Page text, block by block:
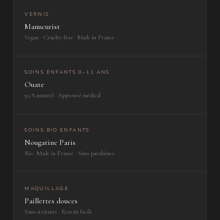
VERNIS
Manucurist
Vegan · Cruelty-free · Made in France
SOINS ENFANTS 0–11 ANS
Ouate
95 % naturel · Approuvé médical
SOINS BIO ENFANTS
Nougatine Paris
Bio · Made in France · Sans parabènes
MAQUILLAGE
Paillettes douces
Sans irritants · Retrait facile